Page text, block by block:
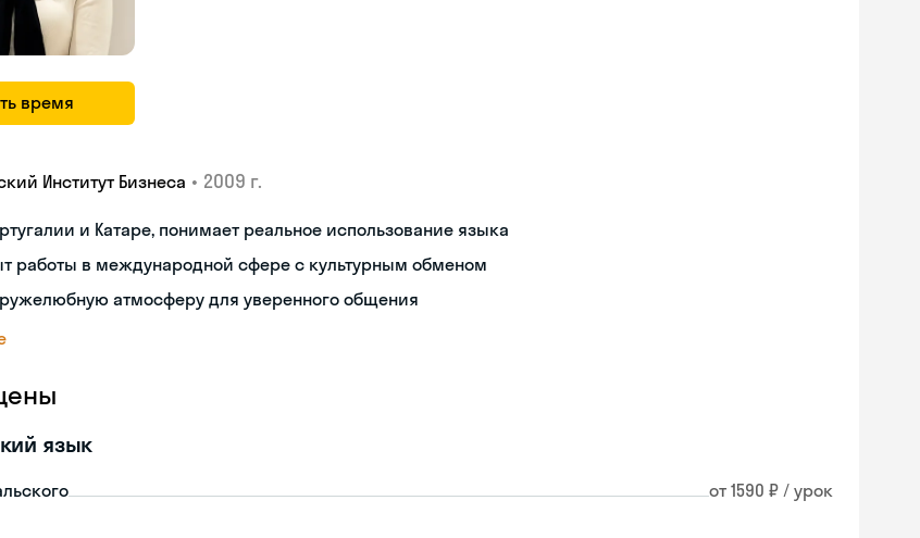
время
Институт Бизнеса • 2009 г.
и Катаре, понимает реальное использование языка
работы в международной сфере с культурным обменом
атмосферу для уверенного общения
язык
от 1590 ₽ / урок